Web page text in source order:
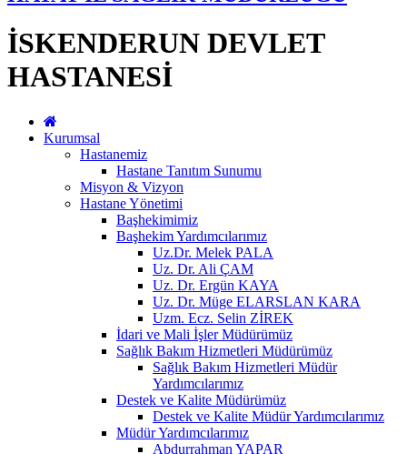
İSKENDERUN DEVLET
HASTANESİ
Kurumsal
Hastanemiz
Hastane Tanıtım Sunumu
Misyon & Vizyon
Hastane Yönetimi
Başhekimimiz
Başhekim Yardımcılarımız
Uz.Dr. Melek PALA
Uz. Dr. Ali ÇAM
Uz. Dr. Ergün KAYA
Uz. Dr. Müge ELARSLAN KARA
Uzm. Ecz. Selin ZİREK
İdari ve Mali İşler Müdürümüz
Sağlık Bakım Hizmetleri Müdürümüz
Sağlık Bakım Hizmetleri Müdür
Yardımcılarımız
Destek ve Kalite Müdürümüz
Destek ve Kalite Müdür Yardımcılarımız
Müdür Yardımcılarımız
Abdurrahman YAPAR